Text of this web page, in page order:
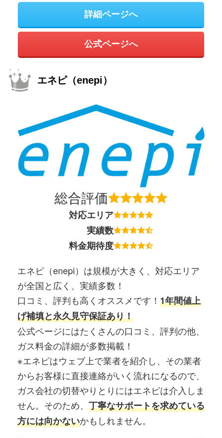
詳細ページへ
公式ページへ
エネピ（enepi）
総合評価
対応エリア
実績数
料金期待度
エネピ（enepi）は規模が大きく、対応エリア
が全国と広く、実績多数！
口コミ、評判も高くオススメです！ 1年間値上
げ補填と永久見守保証あり！
公式ページにはたくさんの口コミ、評判の他、
ガス料金の詳細が多数掲載！
※エネピはウェブ上で業者を紹介し、その業者
からお客様に直接連絡がいく流れになるので、
ガス会社の切替やりとりにはエネピは介入しま
せん。そのため、 丁寧なサポートを求めている
方には向かないかもしれません。